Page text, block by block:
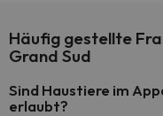
Häufig gestellte
Grand Sud
Sind Haustiere im
erlaubt?